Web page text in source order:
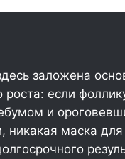
заложена
роста: если
и
никакая маска